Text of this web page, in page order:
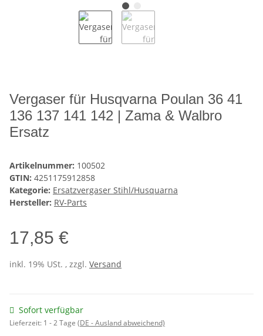
Vergaser für Husqvarna Poulan 36 41
136 137 141 142 | Zama & Walbro
Ersatz
Artikelnummer: 100502
GTIN: 4251175912858
Kategorie: Ersatzvergaser Stihl/Husquarna
Hersteller: RV-Parts
17,85 €
inkl. 19% USt. , zzgl. Versand
Sofort verfügbar
Lieferzeit: 1 - 2 Tage (DE - Ausland abweichend)